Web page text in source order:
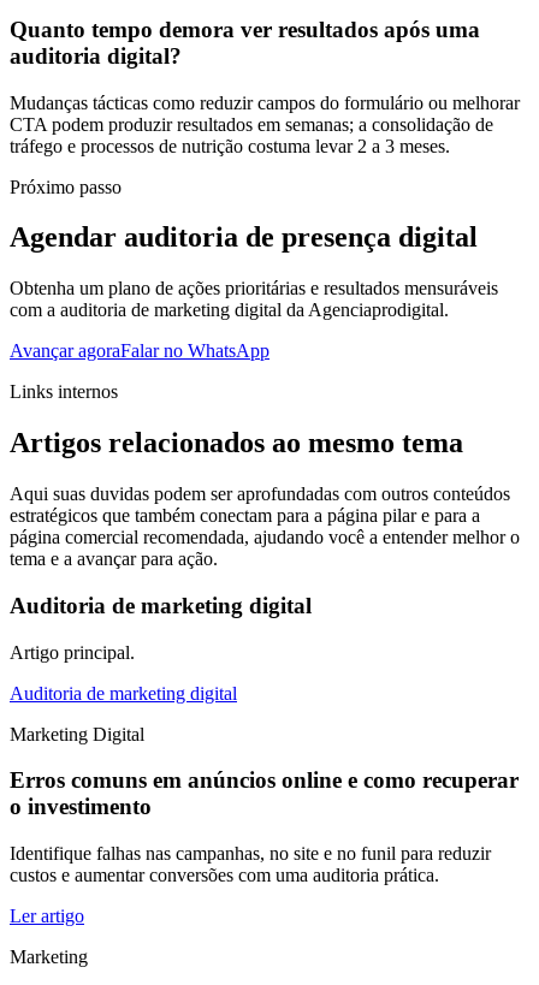
Quanto tempo demora ver resultados após uma
auditoria digital?
Mudanças tácticas como reduzir campos do formulário ou melhorar
CTA podem produzir resultados em semanas; a consolidação de
tráfego e processos de nutrição costuma levar 2 a 3 meses.
Próximo passo
Agendar auditoria de presença digital
Obtenha um plano de ações prioritárias e resultados mensuráveis
com a auditoria de marketing digital da Agenciaprodigital.
Avançar agoraFalar no WhatsApp
Links internos
Artigos relacionados ao mesmo tema
Aqui suas duvidas podem ser aprofundadas com outros conteúdos
estratégicos que também conectam para a página pilar e para a
página comercial recomendada, ajudando você a entender melhor o
tema e a avançar para ação.
Auditoria de marketing digital
Artigo principal.
Auditoria de marketing digital
Marketing Digital
Erros comuns em anúncios online e como recuperar
o investimento
Identifique falhas nas campanhas, no site e no funil para reduzir
custos e aumentar conversões com uma auditoria prática.
Ler artigo
Marketing